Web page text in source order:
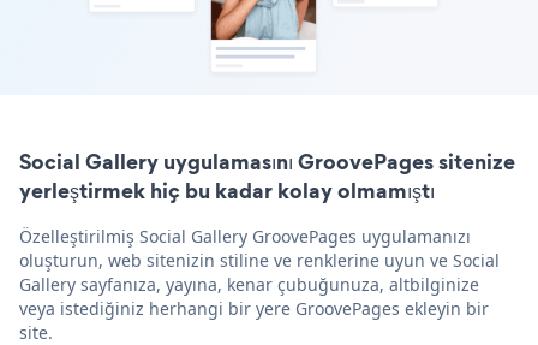
Social Gallery uygulamasını GroovePages sitenize
yerleştirmek hiç bu kadar kolay olmamıştı
Özelleştirilmiş Social Gallery GroovePages uygulamanızı
oluşturun, web sitenizin stiline ve renklerine uyun ve Social
Gallery sayfanıza, yayına, kenar çubuğunuza, altbilginize
veya istediğiniz herhangi bir yere GroovePages ekleyin bir
site.